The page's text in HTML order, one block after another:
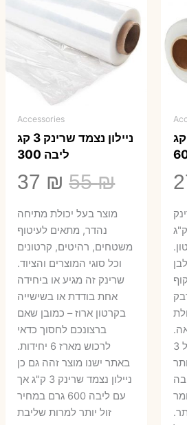
ניילון נצמד שרינק 3 קג
הנוכחי
הוא:למיניהם הוא שירנק 3 ק"ג
גליל שרינק ידני במשקל 3
ליבה
Accessories
ניילון נצמד שרינק 3 קג
ליבה 300
55₪
המחיר
המקורי
היה:
55 ₪.
37 ₪
₪.
מוצר בעל יכולת מתיחה
נהדר, מתאים לעיטוף
משטחים, רהיטים, קרטונים
וכל סוגי המוצרים והציוד.
שרינק זה מגיע או ביחידה
אחת בודדת או בשישייה
בקרטון ארוז – כמובן שאם
ברצונכם לחסוך כדאי
לרכוש מארז 6 יחידות.
באתר ישנו מוצר זהה גם כן
ניילון נצמד שרינק 3 ק"ג אך
עם ליבה 600 גרם במחיר
זול יותר למרות שליבת